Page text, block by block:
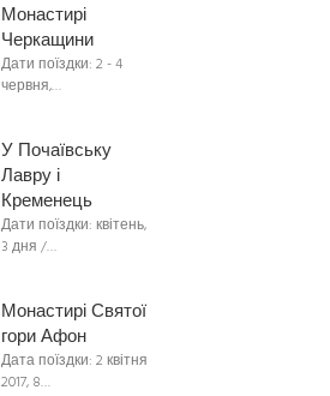
Монастирі
Черкащини
Дати поїздки: 2 - 4
червня,…
У Почаївську
Лавру і
Кременець
Дати поїздки: квітень,
3 дня /…
Монастирі Святої
гори Афон
Дата поїздки: 2 квітня
2017, 8…